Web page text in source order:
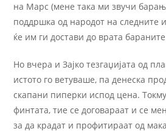
на Марс (мене така ми звучи
поддршка од народот на следните
ќе им ги достави до врата
Но вчера и Зајко тезгаџијата од
истото го ветуваше, па денеска
скапани пиперки испод цена.
финтата, тие се договараат и се
за да крадат и профитираат од